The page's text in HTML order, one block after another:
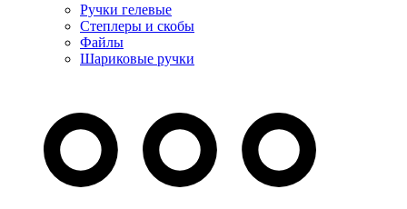
Ручки гелевые
Степлеры и скобы
Файлы
Шариковые ручки